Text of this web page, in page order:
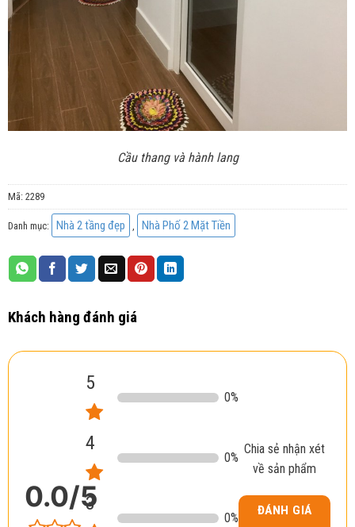
Cầu thang và hành lang
Mã: 2289
Danh mục: Nhà 2 tầng đẹp Nhà Phố 2 Mặt Tiền
Khách hàng đánh giá
0.0/5
5
0%
4
0%
3
0%
Chia sẻ nhận xét
về sản phẩm
ĐÁNH GIÁ